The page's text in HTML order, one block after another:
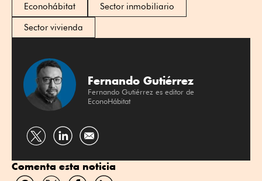
Econohábitat
Sector inmobiliario
Sector vivienda
Fernando Gutiérrez
Fernando Gutiérrez es editor de
EconoHábitat
Compartir
Twitter
Compartir
Linkedin
Comenta esta noticia